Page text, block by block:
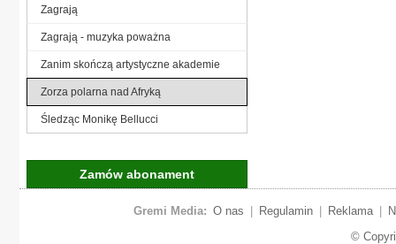
Zagrają
Zagrają - muzyka poważna
Zanim skończą artystyczne akademie
Zorza polarna nad Afryką
Śledząc Monikę Bellucci
Zamów abonament
Gremi Media: O nas Regulamin Reklama
©